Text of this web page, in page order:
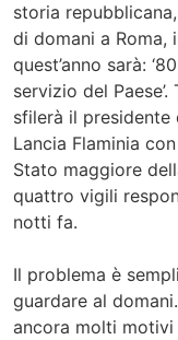
storia
di domani a
quest’anno sarà:
servizio del
sfilerà il presidente
Lancia Flaminia
Stato maggiore
quattro vigili
notti fa.
Il problema è
guardare al
ancora molti